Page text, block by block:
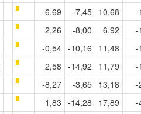
-6,69 -7,45 10,68
2,26 -8,00 6,92
-
-0,54 -10,16 11,48
-
2,58 -14,92 11,79
-
-8,27 -3,65 13,18
-
1,83 -14,28 17,89
-